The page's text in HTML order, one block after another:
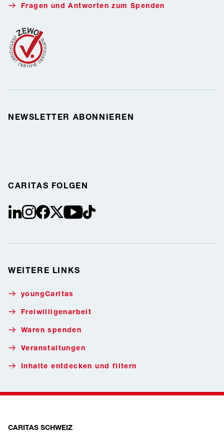
Fragen und Antworten zum Spenden
NEWSLETTER ABONNIEREN
CARITAS FOLGEN
linkedininstagram
facebookTwitter / X
youtube
tiktok
WEITERE LINKS
youngCaritas
Freiwilligenarbeit
Waren spenden
Veranstaltungen
Inhalte entdecken und filtern
CARITAS SCHWEIZ